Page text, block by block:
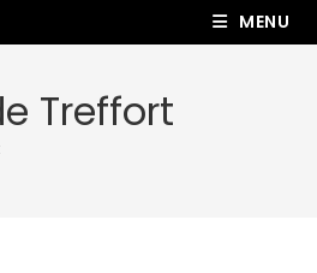
MENU
Treffort